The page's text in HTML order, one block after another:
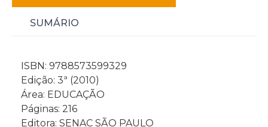
SUMÁRIO
ISBN: 9788573599329
Edição: 3ª (2010)
Área: EDUCAÇÃO
Páginas: 216
Editora: SENAC SÃO PAULO